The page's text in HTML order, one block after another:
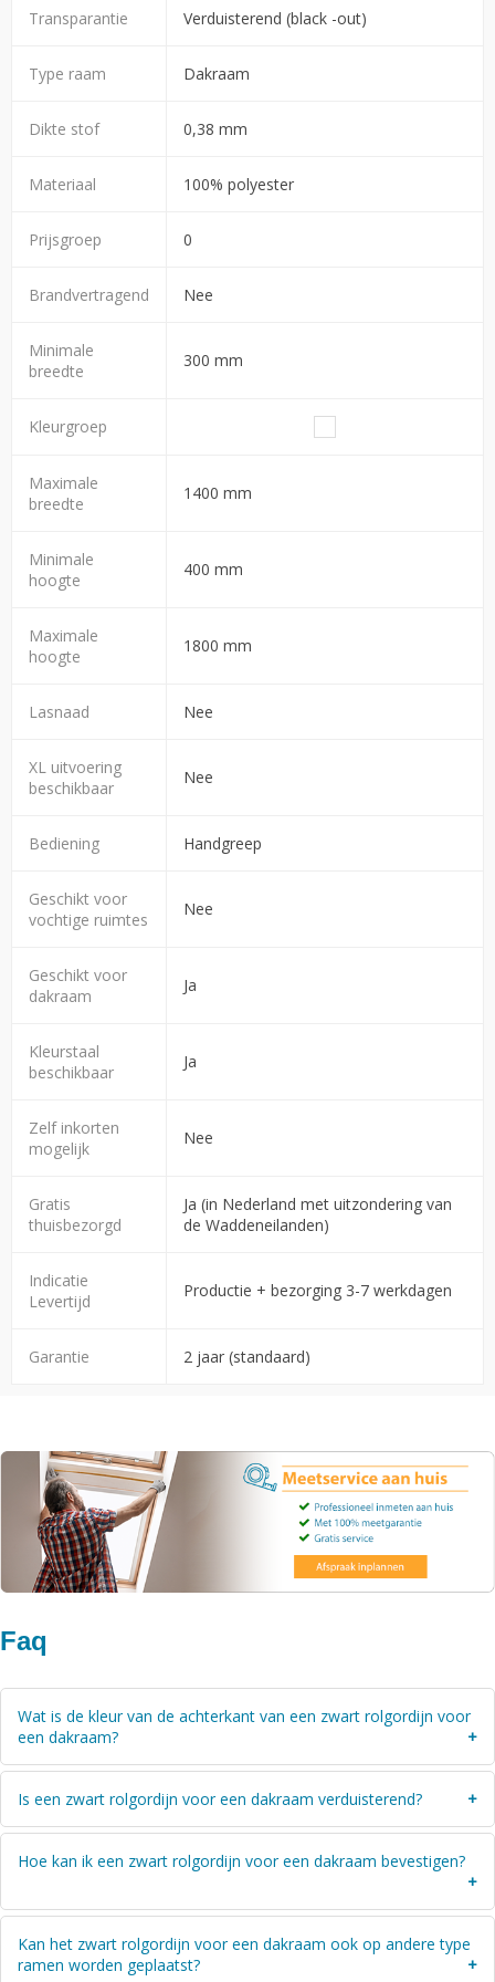
Transparantie Verduisterend (black -out)
Type raam Dakraam
Dikte stof 0,38 mm
Materiaal 100% polyester
Prijsgroep 0
Brandvertragend Nee
Minimale
breedte
300 mm
Kleurgroep
Maximale
breedte
1400 mm
Minimale
hoogte
400 mm
Maximale
hoogte
1800 mm
Lasnaad Nee
XL uitvoering
beschikbaar
Nee
Bediening Handgreep
Geschikt voor
vochtige ruimtes
Nee
Geschikt voor
dakraam
Ja
Kleurstaal
beschikbaar
Ja
Zelf inkorten
mogelijk
Nee
Gratis
thuisbezorgd
Ja (in Nederland met uitzondering van
de Waddeneilanden)
Indicatie
Levertijd
Productie + bezorging 3-7 werkdagen
Garantie 2 jaar (standaard)
Faq
Wat is de kleur van de achterkant van een zwart rolgordijn voor
een dakraam?
Een verduisterend zwart rolgordijn voor een dakraam is aan de
weerkaatst
Is een zwart rolgordijn voor een dakraam verduisterend?
Ja, een zwart rolgordijn voor een dakraam is verduisterend. De
Hoe kan ik een zwart rolgordijn voor een dakraam bevestigen?
U plaatst de sierkap met dubbelzijdige tape op het kozijn en
schroeft het daarna vast. Vervolgens klikt u de zijgeleiders in de
Kan het zwart rolgordijn voor een dakraam ook op andere type
ramen worden geplaatst?